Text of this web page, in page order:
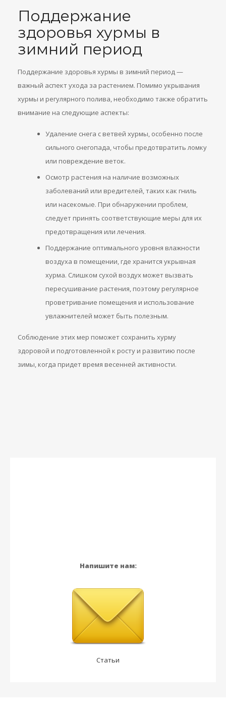
Поддержание
здоровья хурмы в
зимний период
Поддержание здоровья хурмы в зимний период —
важный аспект ухода за растением. Помимо укрывания
хурмы и регулярного полива, необходимо также обратить
внимание на следующие аспекты:
Удаление снега с ветвей хурмы, особенно после
сильного снегопада, чтобы предотвратить ломку
или повреждение веток.
Осмотр растения на наличие возможных
заболеваний или вредителей, таких как гниль
или насекомые. При обнаружении проблем,
следует принять соответствующие меры для их
предотвращения или лечения.
Поддержание оптимального уровня влажности
воздуха в помещении, где хранится укрывная
хурма. Слишком сухой воздух может вызвать
пересушивание растения, поэтому регулярное
проветривание помещения и использование
увлажнителей может быть полезным.
Соблюдение этих мер поможет сохранить хурму
здоровой и подготовленной к росту и развитию после
зимы, когда придет время весенней активности.
Напишите нам:
Статьи